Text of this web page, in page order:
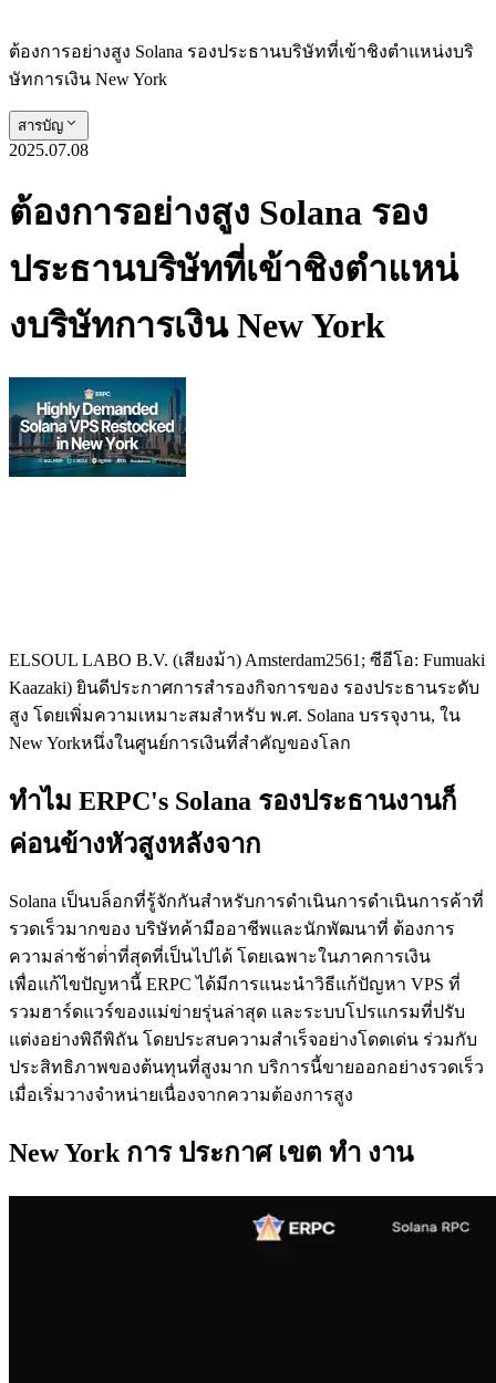
ต้องการอย่างสูง Solana รองประธานบริษัทที่เข้าชิงตําแหน่งบริ
ษัทการเงิน New York
สารบัญ
2025.07.08
ต้องการอย่างสูง Solana รอง
ประธานบริษัทที่เข้าชิงตําแหน่
งบริษัทการเงิน New York
ELSOUL LABO B.V. (เสียงม้า) Amsterdam2561; ซีอีโอ: Fumuaki
Kaazaki) ยินดีประกาศการสํารองกิจการของ รองประธานระดับ
สูง โดยเพิ่มความเหมาะสมสําหรับ พ.ศ. Solana บรรจุงาน, ใน
New Yorkหนึ่งในศูนย์การเงินที่สําคัญของโลก
ทําไม ERPC's Solana รองประธานงานก็
ค่อนข้างหัวสูงหลังจาก
Solana เป็นบล็อกที่รู้จักกันสําหรับการดําเนินการดําเนินการค้าที่
รวดเร็วมากของ บริษัทค้ามืออาชีพและนักพัฒนาที่ ต้องการ
ความล่าช้าต่ําที่สุดที่เป็นไปได้ โดยเฉพาะในภาคการเงิน
เพื่อแก้ไขปัญหานี้ ERPC ได้มีการแนะนําวิธีแก้ปัญหา VPS ที่
รวมฮาร์ดแวร์ของแม่ข่ายรุ่นล่าสุด และระบบโปรแกรมที่ปรับ
แต่งอย่างพิถีพิถัน โดยประสบความสําเร็จอย่างโดดเด่น ร่วมกับ
ประสิทธิภาพของต้นทุนที่สูงมาก บริการนี้ขายออกอย่างรวดเร็ว
เมื่อเริ่มวางจําหน่ายเนื่องจากความต้องการสูง
New York การ ประกาศ เขต ทํา งาน